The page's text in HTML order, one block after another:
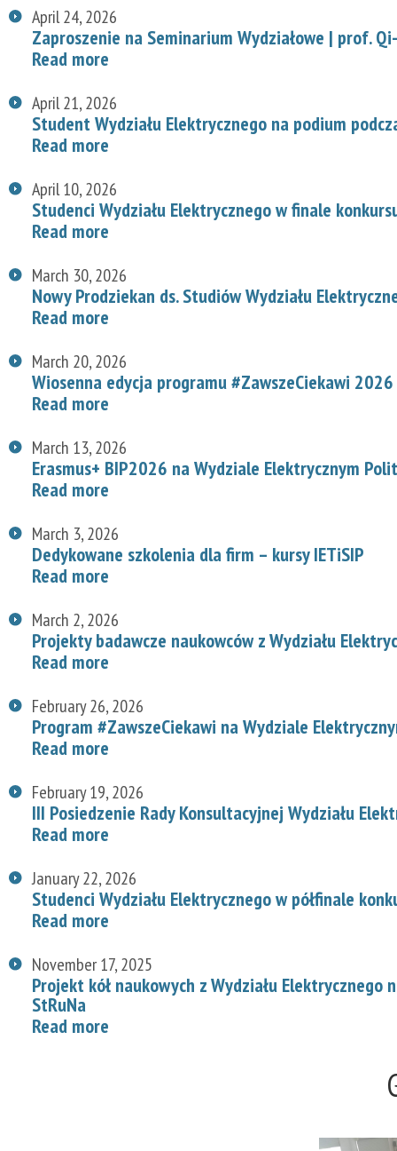
April 24, 2026
Zaproszenie na Seminarium Wydziałowe | prof.
Read more
April 21, 2026
Student Wydziału Elektrycznego na podium
Read more
April 10, 2026
Studenci Wydziału Elektrycznego w finale
Read more
March 30, 2026
Nowy Prodziekan ds. Studiów Wydziału
Read more
March 20, 2026
Wiosenna edycja programu #ZawszeCiekawi
Read more
March 13, 2026
Erasmus+ BIP2026 na Wydziale Elektrycznym
Read more
March 3, 2026
Dedykowane szkolenia dla firm – kursy IETiSIP
Read more
March 2, 2026
Projekty badawcze naukowców z Wydziału
Read more
February 26, 2026
Program #ZawszeCiekawi na Wydziale
Read more
February 19, 2026
III Posiedzenie Rady Konsultacyjnej Wydziału
Read more
January 22, 2026
Studenci Wydziału Elektrycznego w półfinale
Read more
November 17, 2025
Projekt kół naukowych z Wydziału
StRuNa
Read more